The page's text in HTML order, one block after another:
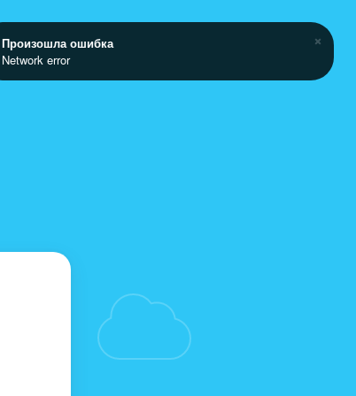
Произошла ошибка
Network error